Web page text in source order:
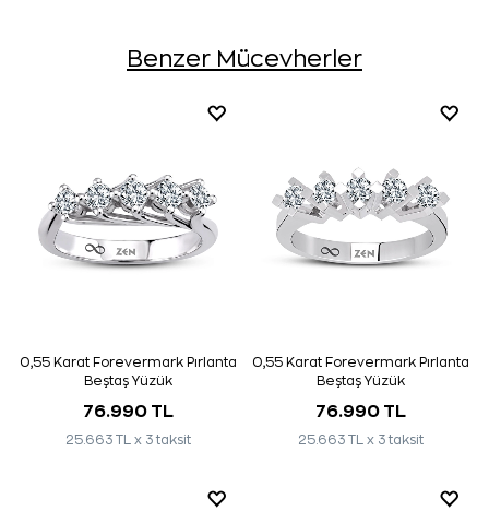
Benzer Mücevherler
0,55 Karat Forevermark Pırlanta
Beştaş Yüzük
76.990 TL
25.663 TL x 3 taksit
0,55 Karat Forevermark Pırlanta
Beştaş Yüzük
76.990 TL
25.663 TL x 3 taksit